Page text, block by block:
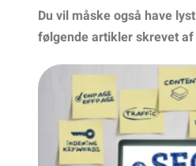
Du vil måskeogså have lyst
følgendeartiklerskrevetaf